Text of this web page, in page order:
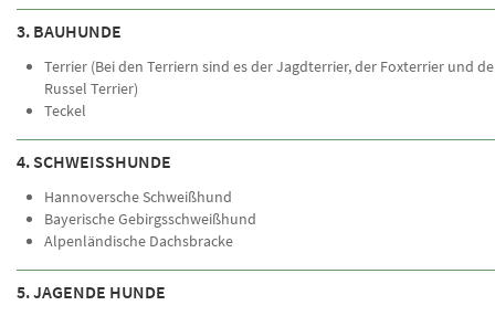
3. BAUHUNDE
Terrier (Bei den Terriern sind es der Jagdterrier, der Foxterrier und
Russel Terrier)
Teckel
4. SCHWEISSHUNDE
Hannoversche Schweißhund
Bayerische Gebirgsschweißhund
Alpenländische Dachsbracke
5. JAGENDE HUNDE